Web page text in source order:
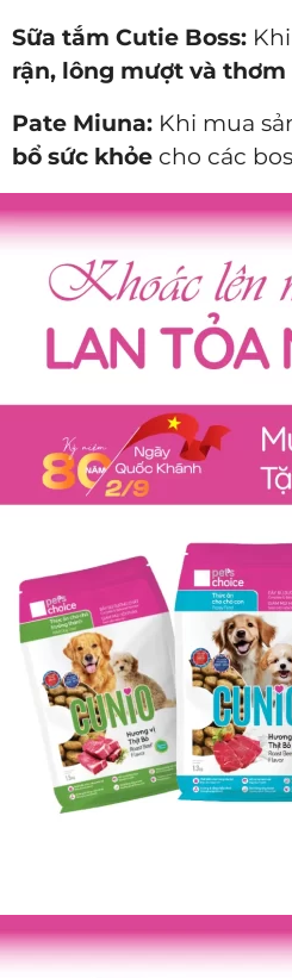
Sữa tắm Cutie Boss:
rận, lông mượt và thơm
Pate Miuna: Khi mua
bổ sức khỏe cho các